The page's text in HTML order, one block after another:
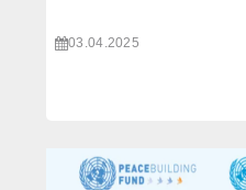
03.04.2025